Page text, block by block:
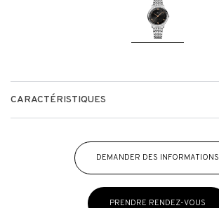
CARACTÉRISTIQUES
DEMANDER DES INFORMATIONS
PRENDRE RENDEZ-VOUS